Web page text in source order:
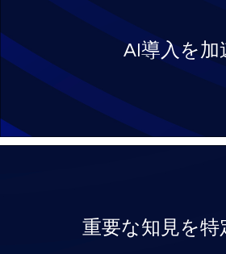
AI導入を加
重要な知見を特